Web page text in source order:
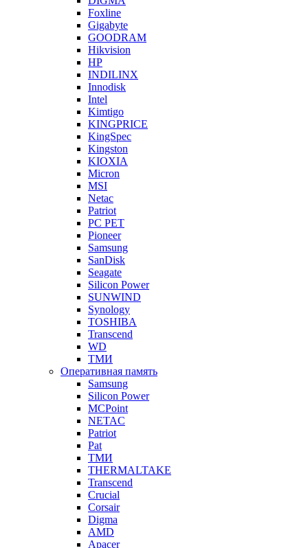
Foxline
Gigabyte
GOODRAM
Hikvision
HP
INDILINX
Innodisk
Intel
Kimtigo
KINGPRICE
KingSpec
Kingston
KIOXIA
Micron
MSI
Netac
Patriot
PC PET
Pioneer
Samsung
SanDisk
Seagate
Silicon Power
SUNWIND
Synology
TOSHIBA
Transcend
WD
ТМИ
Оперативная память
Samsung
Silicon Power
MCPoint
NETAC
Patriot
Pat
ТМИ
THERMALTAKE
Transcend
Crucial
Corsair
Digma
AMD
Apacer